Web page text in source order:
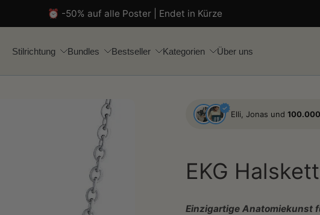
⏰ -50% auf alle Poster | Endet in Kürze
Stilrichtung Bundles Bestseller Kategorien Über uns
Elli, Jonas und
EKG
Einzigartige Anatomiekunst